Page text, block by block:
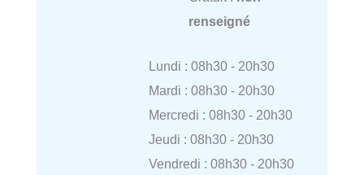
renseigné
Lundi : 08h30 - 20h30
Mardi : 08h30 - 20h30
Mercredi : 08h30 - 20h30
Jeudi : 08h30 - 20h30
Vendredi : 08h30 - 20h30